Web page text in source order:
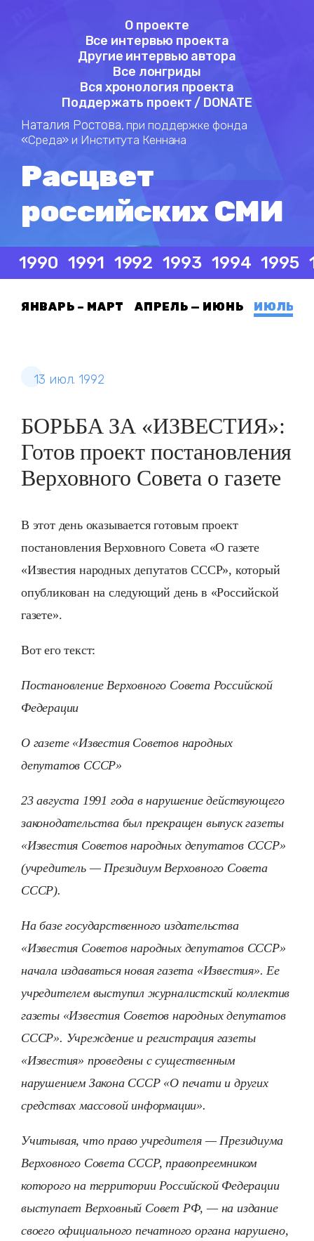
О проекте
Все интервью проекта
Другие интервью автора
Все лонгриды
Вся хронология проекта
Поддержать проект / DONATE
Наталия Ростова, при поддержке фонда
«Среда» и Института Кеннана
Расцвет
российских СМИ
1990 1991 1992 1993 1994 1995
ЯНВАРЬ – МАРТ АПРЕЛЬ — ИЮНЬ ИЮЛЬ —
13 июл. 1992
БОРЬБА ЗА «ИЗВЕСТИЯ»:
Готов проект постановления
Верховного Совета о газете
В этот день оказывается готовым проект
постановления Верховного Совета «О газете
«Известия народных депутатов СССР», который
опубликован на следующий день в «Российской
газете».
Вот его текст:
Постановление Верховного Совета Российской
Федерации
О газете «Известия Советов народных
депутатов СССР»
23 августа 1991 года в нарушение действующего
законодательства был прекращен выпуск газеты
«Известия Советов народных депутатов СССР»
(учредитель — Президиум Верховного Совета
СССР).
На базе государственного издательства
«Известия Советов народных депутатов СССР»
начала издаваться новая газета «Известия». Ее
учредителем выступил журналистский коллектив
газеты «Известия Советов народных депутатов
СССР». Учреждение и регистрация газеты
«Известия» проведены с существенным
нарушением Закона СССР «О печати и других
средствах массовой информации».
Учитывая, что право учредителя — Президиума
Верховного Совета СССР, правопреемником
которого на территории Российской Федерации
выступает Верховный Совет РФ, — на издание
своего официального печатного органа нарушено,